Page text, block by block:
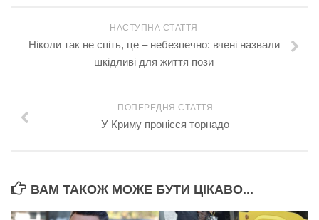
НАСТУПНА СТАТТЯ
Ніколи так не спіть, це – небезпечно: вчені назвали
шкідливі для життя пози
ПОПЕРЕДНЯ СТАТТЯ
У Криму пронісся торнадо
ВАМ ТАКОЖ МОЖЕ БУТИ ЦІКАВО...